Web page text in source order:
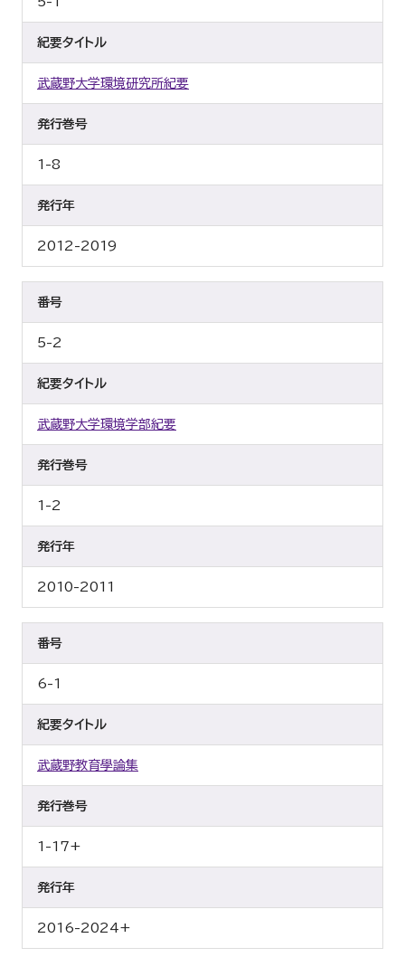
紀要タイトル
武蔵野大学環境研究所紀要
発行巻号
1-8
発行年
2012-2019
番号
5-2
紀要タイトル
武蔵野大学環境学部紀要
発行巻号
1-2
発行年
2010-2011
番号
6-1
紀要タイトル
武蔵野教育學論集
発行巻号
1-17+
発行年
2016-2024+